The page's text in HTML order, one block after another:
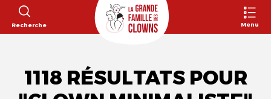
Recherche Menu
1118 RÉSULTATS POUR